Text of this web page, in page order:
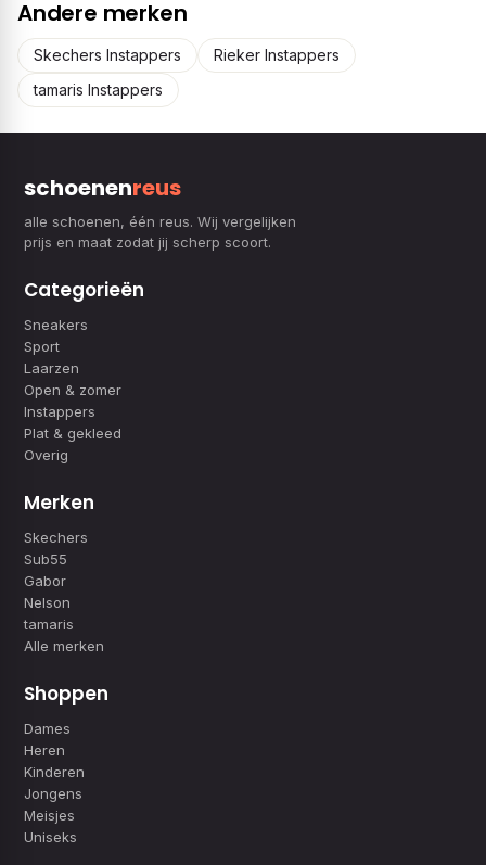
Andere merken
Skechers Instappers
Rieker Instappers
tamaris Instappers
schoenenreus
alle schoenen, één reus. Wij vergelijken
prijs en maat zodat jij scherp scoort.
Categorieën
Sneakers
Sport
Laarzen
Open & zomer
Instappers
Plat & gekleed
Overig
Merken
Skechers
Sub55
Gabor
Nelson
tamaris
Alle merken
Shoppen
Dames
Heren
Kinderen
Jongens
Meisjes
Uniseks